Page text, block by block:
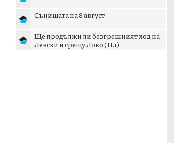
Сънищата на 8 август
Ще продължи ли безгрешният ход на
Левски и срещу Локо (Пд)